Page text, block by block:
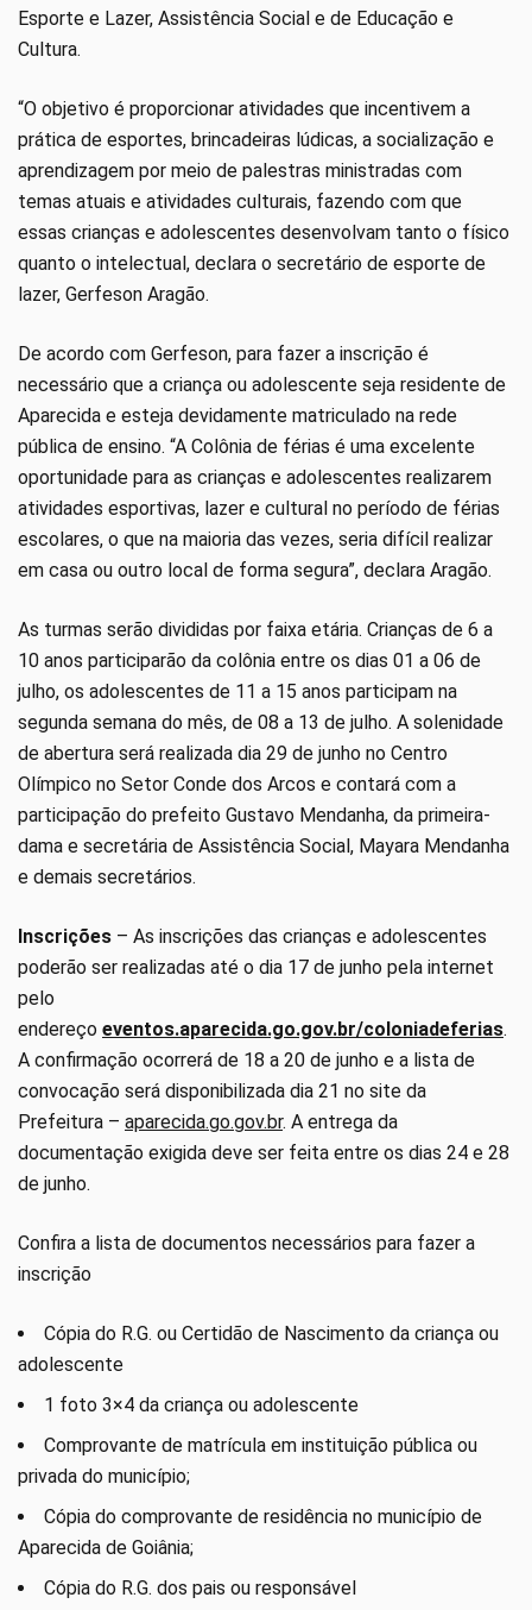
Esporte e Lazer, Assistência Social e de Educação e
Cultura.
“O objetivo é proporcionar atividades que incentivem a
prática de esportes, brincadeiras lúdicas, a socialização e
aprendizagem por meio de palestras ministradas com
temas atuais e atividades culturais, fazendo com que
essas crianças e adolescentes desenvolvam tanto o físico
quanto o intelectual, declara o secretário de esporte de
lazer, Gerfeson Aragão.
De acordo com Gerfeson, para fazer a inscrição é
necessário que a criança ou adolescente seja residente de
Aparecida e esteja devidamente matriculado na rede
pública de ensino. “A Colônia de férias é uma excelente
oportunidade para as crianças e adolescentes realizarem
atividades esportivas, lazer e cultural no período de férias
escolares, o que na maioria das vezes, seria difícil realizar
em casa ou outro local de forma segura”, declara Aragão.
As turmas serão divididas por faixa etária. Crianças de 6 a
10 anos participarão da colônia entre os dias 01 a 06 de
julho, os adolescentes de 11 a 15 anos participam na
segunda semana do mês, de 08 a 13 de julho. A solenidade
de abertura será realizada dia 29 de junho no Centro
Olímpico no Setor Conde dos Arcos e contará com a
participação do prefeito Gustavo Mendanha, da primeira-
dama e secretária de Assistência Social, Mayara Mendanha
e demais secretários.
Inscrições – As inscrições das crianças e adolescentes
poderão ser realizadas até o dia 17 de junho pela internet
pelo
endereço eventos.aparecida.go.gov.br/coloniadeferias.
A confirmação ocorrerá de 18 a 20 de junho e a lista de
convocação será disponibilizada dia 21 no site da
Prefeitura – aparecida.go.gov.br. A entrega da
documentação exigida deve ser feita entre os dias 24 e 28
de junho.
Confira a lista de documentos necessários para fazer a
inscrição
Cópia do R.G. ou Certidão de Nascimento da criança ou
adolescente
1 foto 3×4 da criança ou adolescente
Comprovante de matrícula em instituição pública ou
privada do município;
Cópia do comprovante de residência no município de
Aparecida de Goiânia;
Cópia do R.G. dos pais ou responsável